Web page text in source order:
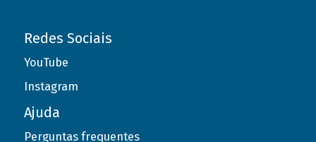
Redes Sociais
YouTube
Instagram
Ajuda
Perguntas frequentes